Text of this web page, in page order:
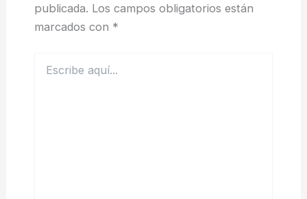
publicada. Los campos obligatorios están
marcados con *
aquí...